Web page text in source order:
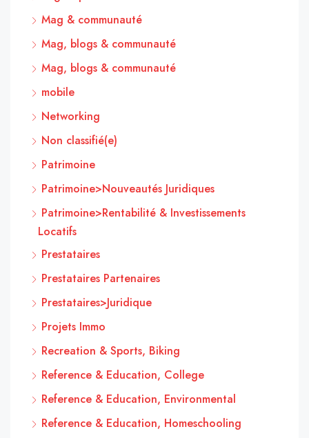
Mag & communauté
Mag, blogs & communauté
Mag, blogs & communauté
mobile
Networking
Non classifié(e)
Patrimoine
Patrimoine>Nouveautés Juridiques
Patrimoine>Rentabilité & Investissements
Locatifs
Prestataires
Prestataires Partenaires
Prestataires>Juridique
Projets Immo
Recreation & Sports, Biking
Reference & Education, College
Reference & Education, Environmental
Reference & Education, Homeschooling